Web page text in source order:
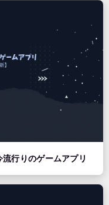
流行りのゲームアプリ